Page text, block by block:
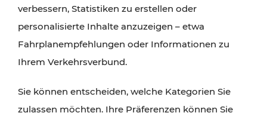
verbessern, Statistiken zu erstellen oder
personalisierte Inhalte anzuzeigen – etwa
Fahrplanempfehlungen oder Informationen zu
Ihrem Verkehrsverbund.
Sie können entscheiden, welche Kategorien Sie
zulassen möchten. Ihre Präferenzen können Sie